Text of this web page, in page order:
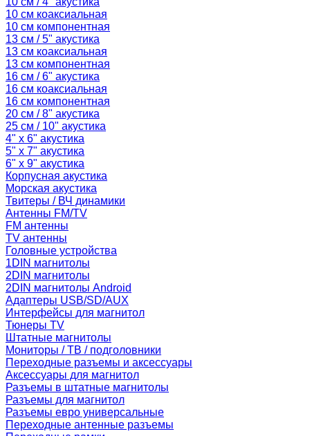
10 см коаксиальная
10 см компонентная
13 см / 5" акустика
13 см коаксиальная
13 см компонентная
16 см / 6" акустика
16 см коаксиальная
16 см компонентная
20 см / 8" акустика
25 см / 10" акустика
4" x 6" акустика
5" x 7" акустика
6" x 9" акустика
Корпусная акустика
Морская акустика
Твитеры / ВЧ динамики
Антенны FM/TV
FM антенны
TV антенны
Головные устройства
1DIN магнитолы
2DIN магнитолы
2DIN магнитолы Android
Адаптеры USB/SD/AUX
Интерфейсы для магнитол
Тюнеры TV
Штатные магнитолы
Мониторы / ТВ / подголовники
Переходные разъемы и аксессуары
Аксессуары для магнитол
Разъемы в штатные магнитолы
Разъемы для магнитол
Разъемы евро универсальные
Переходные антенные разъемы